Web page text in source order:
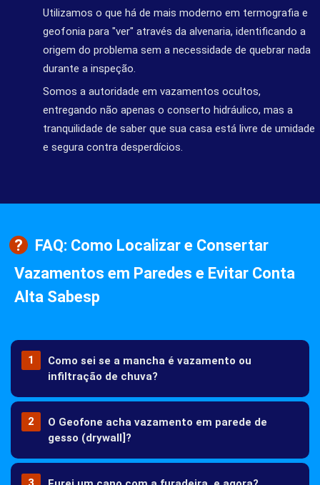
Utilizamos o que há de mais moderno em termografia e
geofonia para "ver" através da alvenaria, identificando a
origem do problema sem a necessidade de quebrar nada
durante a inspeção.
Somos a autoridade em vazamentos ocultos,
entregando não apenas o conserto hidráulico, mas a
tranquilidade de saber que sua casa está livre de umidade
e segura contra desperdícios.
FAQ: Como Localizar e Consertar
Vazamentos em Paredes e Evitar Conta
Alta Sabesp
Como sei se a mancha é vazamento ou
infiltração de chuva?
Vazamentos de canos costumam ser constantes e
aumentam a conta. Infiltração de chuva só aparece ou
piora quando chove e seca depois.
O Geofone acha vazamento em parede de
gesso (drywall]?
Sim, o aparelho é sensível o suficiente para detectar o som